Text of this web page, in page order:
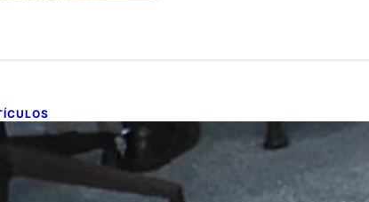
Digital con Realidad
Nushu